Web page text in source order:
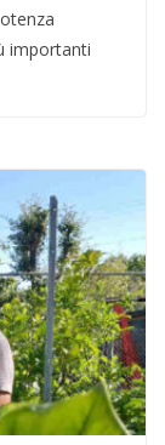
importanti